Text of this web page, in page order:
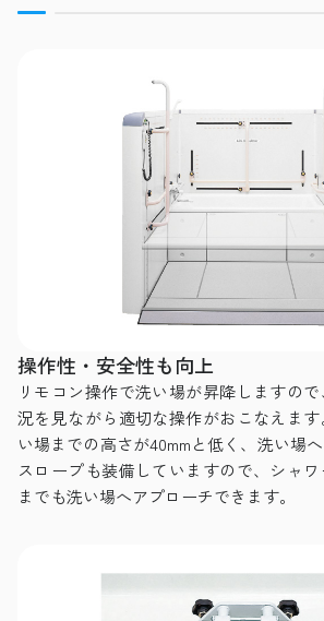
操作性・安全性も向上
リモコン操作で洗い場が昇降しますの
況を見ながら適切な操作がおこなえま
い場までの高さが40mmと低く、洗い場
スロープも装備していますので、シャ
までも洗い場へアプローチできます。